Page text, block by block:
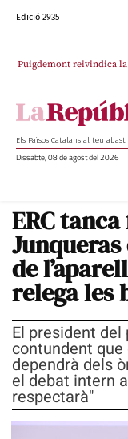
Edició 2935
Puigdemont reivindica la
Portugal acusa
Els Països Catalans al teu abast
Dissabte, 08 de agost del 2026
ERC
de
relega les
El president
contundent
dependrà dels
el debat intern
respectarà"